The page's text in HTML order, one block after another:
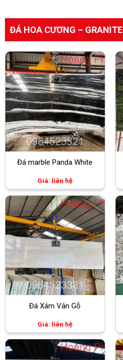
ĐÁ HOA CƯƠNG – GRANITE
Đá marble Panda White
Giá: liên hệ
Đá Xám Vân Gỗ
Giá: liên hệ